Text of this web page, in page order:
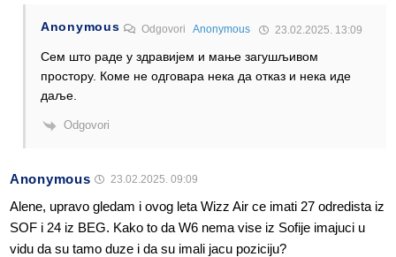
Anonymous OdgovoriAnonymous 23.02.2025. 13:09
Сем што раде у здравијем и мање загушљивом
простору. Коме не одговара нека да отказ и нека иде
даље.
Odgovori
Anonymous 23.02.2025. 09:09
Alene, upravo gledam i ovog leta Wizz Air ce imati 27 odredista iz
SOF i 24 iz BEG. Kako to da W6 nema vise iz Sofije imajuci u
vidu da su tamo duze i da su imali jacu poziciju?